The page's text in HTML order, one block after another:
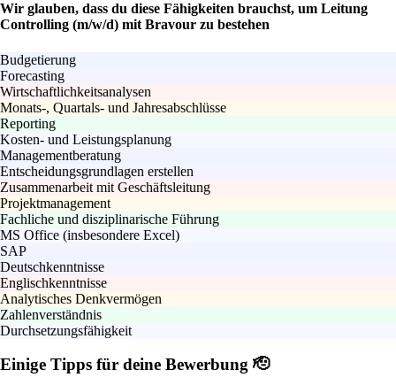
Wir glauben, dass du diese Fähigkeiten brauchst, um Leitung
Controlling (m/w/d) mit Bravour zu bestehen
Budgetierung
Forecasting
Wirtschaftlichkeitsanalysen
Monats-, Quartals- und Jahresabschlüsse
Reporting
Kosten- und Leistungsplanung
Managementberatung
Entscheidungsgrundlagen erstellen
Zusammenarbeit mit Geschäftsleitung
Projektmanagement
Fachliche und disziplinarische Führung
MS Office (insbesondere Excel)
SAP
Deutschkenntnisse
Englischkenntnisse
Analytisches Denkvermögen
Zahlenverständnis
Durchsetzungsfähigkeit
Einige Tipps für deine Bewerbung 🫡